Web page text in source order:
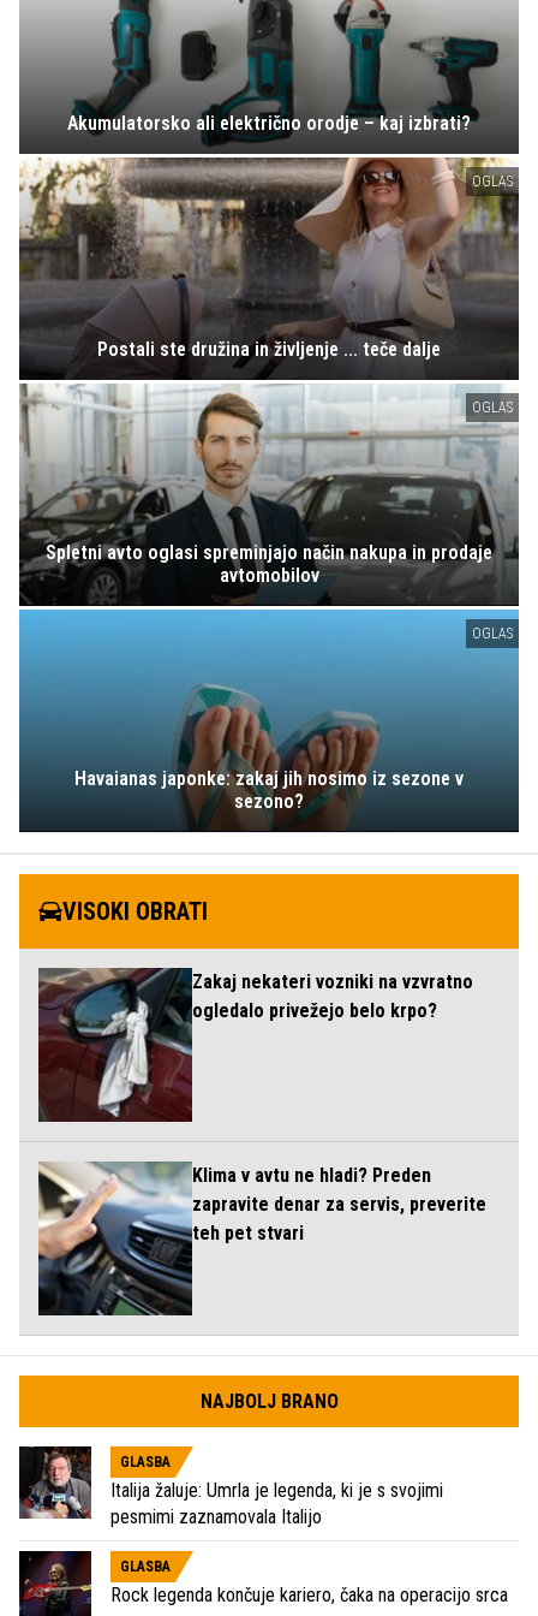
Akumulatorsko ali električno orodje – kaj izbrati?
OGLAS
Postali ste družina in življenje ... teče dalje
OGLAS
Spletni avto oglasi spreminjajo način nakupa in prodaje
avtomobilov
OGLAS
Havaianas japonke: zakaj jih nosimo iz sezone v
sezono?
VISOKI OBRATI
Zakaj nekateri vozniki na vzvratno
ogledalo privežejo belo krpo?
Klima v avtu ne hladi? Preden
zapravite denar za servis, preverite
teh pet stvari
NAJBOLJ BRANO
GLASBA
Italija žaluje: Umrla je legenda, ki je s svojimi
pesmimi zaznamovala Italijo
GLASBA
Rock legenda končuje kariero, čaka na operacijo srca